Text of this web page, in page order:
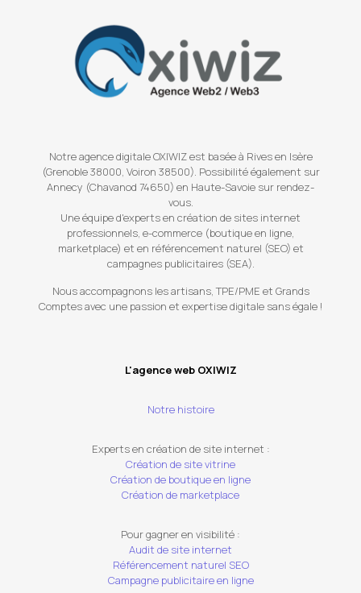
Notre agence digitale OXIWIZ est basée à Rives en Isère
(Grenoble 38000, Voiron 38500). Possibilité également sur
Annecy (Chavanod 74650) en Haute-Savoie sur rendez-
vous.
Une équipe d'experts en création de sites internet
professionnels, e-commerce (boutique en ligne,
marketplace) et en référencement naturel (SEO) et
campagnes publicitaires (SEA).
Nous accompagnons les artisans, TPE/PME et Grands
Comptes avec une passion et expertise digitale sans égale !
L'agence web OXIWIZ
Notre histoire
Experts en création de site internet :
Création de site vitrine
Création de boutique en ligne
Création de marketplace
Pour gagner en visibilité :
Audit de site internet
Référencement naturel SEO
Campagne publicitaire en ligne